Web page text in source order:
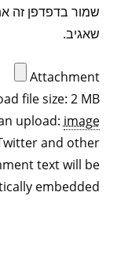
שמור בדפדפן זה
שאגיב.
Attachment
file size: 2 MB.
upload: image
and other
text will be
embedded.